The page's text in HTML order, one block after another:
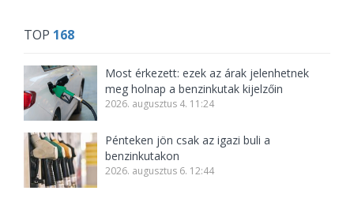
TOP 168
Most érkezett: ezek az árak jelenhetnek
meg holnap a benzinkutak kijelzőin
2026. augusztus 4. 11:24
Pénteken jön csak az igazi buli a
benzinkutakon
2026. augusztus 6. 12:44